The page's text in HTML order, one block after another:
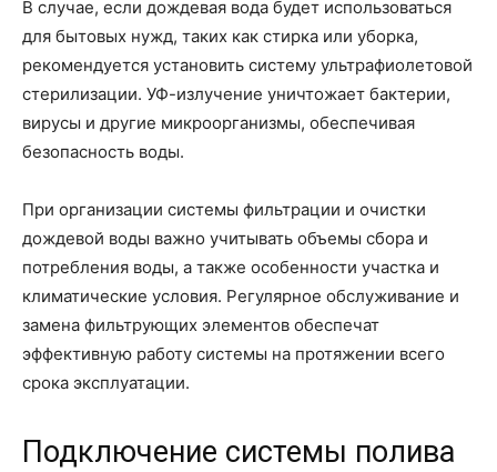
В случае, если дождевая вода будет использоваться
для бытовых нужд, таких как стирка или уборка,
рекомендуется установить систему ультрафиолетовой
стерилизации. УФ-излучение уничтожает бактерии,
вирусы и другие микроорганизмы, обеспечивая
безопасность воды.
При организации системы фильтрации и очистки
дождевой воды важно учитывать объемы сбора и
потребления воды, а также особенности участка и
климатические условия. Регулярное обслуживание и
замена фильтрующих элементов обеспечат
эффективную работу системы на протяжении всего
срока эксплуатации.
Подключение системы полива